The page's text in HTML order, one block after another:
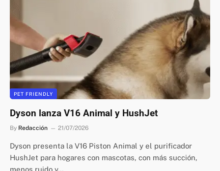
PET FRIENDLY
Dyson lanza V16 Animal y HushJet
By Redacción 21/07/2026
Dyson presenta la V16 Piston Animal y el purificador
HushJet para hogares con mascotas, con más succión,
menos ruido y…